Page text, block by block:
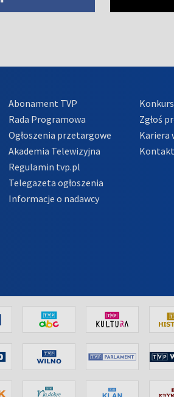
Abonament TVP
Rada Programowa
Ogłoszenia przetargowe
Akademia Telewizyjna
Regulamin tvp.pl
Telegazeta ogłoszenia
Informacje o nadawcy
Zgłoś
Kariera
Kontakt